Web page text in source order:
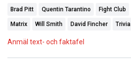
Brad Pitt Quentin Tarantino Fight Club
Matrix Will Smith David Fincher Trivia
Anmäl text- och faktafel